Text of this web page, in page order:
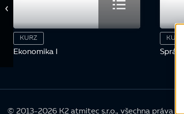
KURZ
Ekonomika I
KURZ
© 2013-2026 K2 atmitec s.r.o., všechna práva